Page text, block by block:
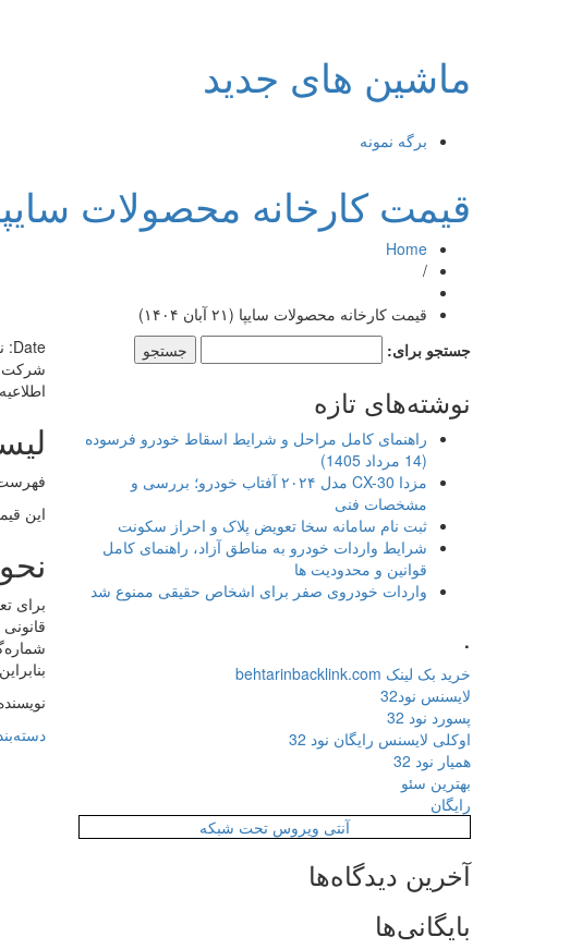
ماشین های جدید
برگه نمونه
قیمت کارخانه محصولات سایپا (۲۱ آبان
Home
/
قیمت کارخانه محصولات سایپا (۲۱ آبان ۱۴۰۴)
Date:
شرکت
این
برای
جستجو برای:
نوشته‌های تازه
راهنمای کامل مراحل و شرایط اسقاط خودرو فرسوده
(14 مرداد 1405)
مزدا CX-30 مدل ۲۰۲۴ آفتاب خودرو؛ بررسی و
مشخصات فنی
ثبت نام سامانه سخا تعویض پلاک و احراز سکونت
شرایط واردات خودرو به مناطق آزاد، راهنمای کامل
قوانین و محدودیت ها
واردات خودروی صفر برای اشخاص حقیقی ممنوع شد
.
خرید بک لینک behtarinbacklink.com
لایسنس نود32
پسورد نود 32
اوکلی لایسنس رایگان نود 32
همیار نود 32
بهترین سئو
رایگان
آنتی ویروس تحت شبکه
آخرین دیدگاه‌ها
بایگانی‌ها